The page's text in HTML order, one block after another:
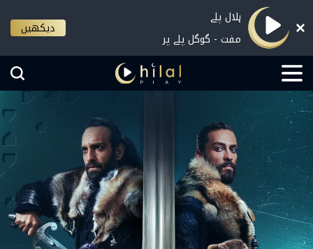
ہلال پلے
مفت - گوگل پلے پر
دیکھیں